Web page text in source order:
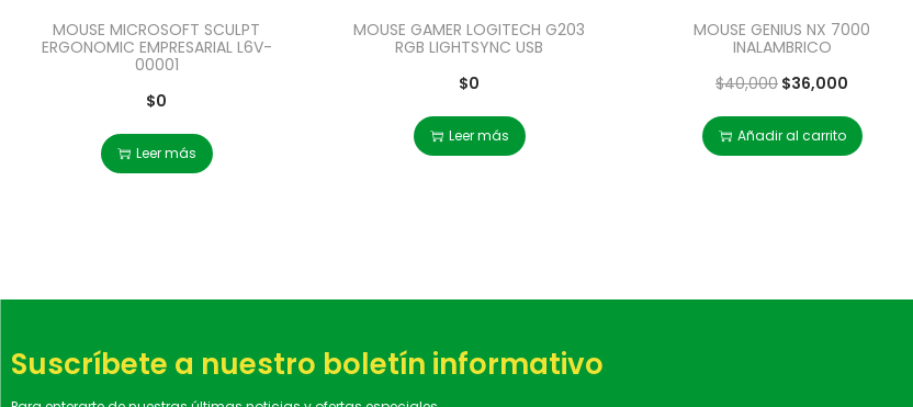
MOUSE MICROSOFT SCULPT
ERGONOMIC EMPRESARIAL L6V-
00001
$0
Leer más
MOUSE GAMER LOGITECH G203
RGB LIGHTSYNC USB
$0
Leer más
MOUSE GENIUS NX 7000
INALAMBRICO
$40,000 $36,000
Añadir al carrito
Suscríbete a nuestro boletín informativo